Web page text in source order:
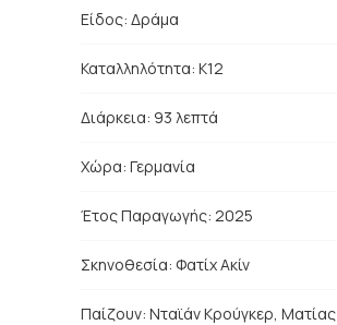
Είδος: Δράμα
Καταλληλότητα: Κ12
Διάρκεια: 93 λεπτά
Χώρα: Γερμανία
Έτος Παραγωγής: 2025
Σκηνοθεσία: Φατίχ Ακίν
Παίζουν: Νταϊάν Κρούγκερ, Ματίας